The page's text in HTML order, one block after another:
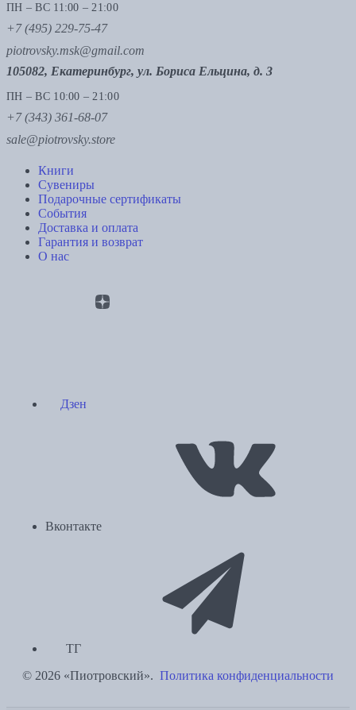
ПН – ВС 11:00 – 21:00
+7 (495) 229-75-47
piotrovsky.msk@gmail.com
105082, Екатеринбург, ул. Бориса Ельцина, д. 3
ПН – ВС 10:00 – 21:00
+7 (343) 361-68-07
sale@piotrovsky.store
Книги
Сувениры
Подарочные сертификаты
События
Доставка и оплата
Гарантия и возврат
О нас
Дзен
Вконтакте
ТГ
© 2026 «Пиотровский». Политика конфиденциальности